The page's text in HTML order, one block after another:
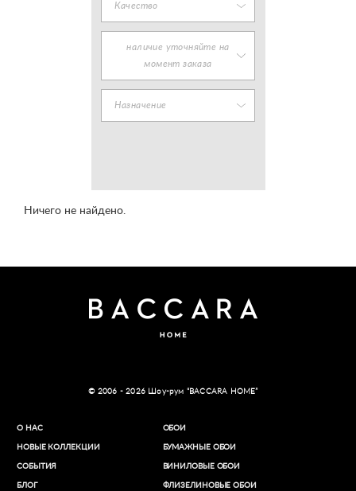
Качество
наличие уточняйте на
момент заказа
Назначение
Ничего не найдено.
© 2006 - 2026 Шоу-рум “BACCARA HOME”
О НАС
НОВЫЕ КОЛЛЕКЦИИ
СОБЫТИЯ
БЛОГ
ОБОИ
БУМАЖНЫЕ ОБОИ
ВИНИЛОВЫЕ ОБОИ​
ФЛИЗЕЛИНОВЫЕ ОБОИ